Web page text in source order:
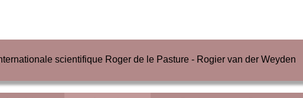
scientifique Roger de le Pasture - Rogier van der Weyden